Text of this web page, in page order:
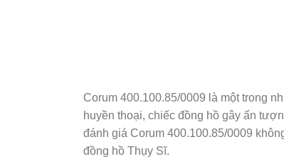
Corum 400.100.85/0009 là một trong
huyền thoại, chiếc đồng hồ gây ấn
đánh giá Corum 400.100.85/0009
đồng hồ Thụy Sĩ.